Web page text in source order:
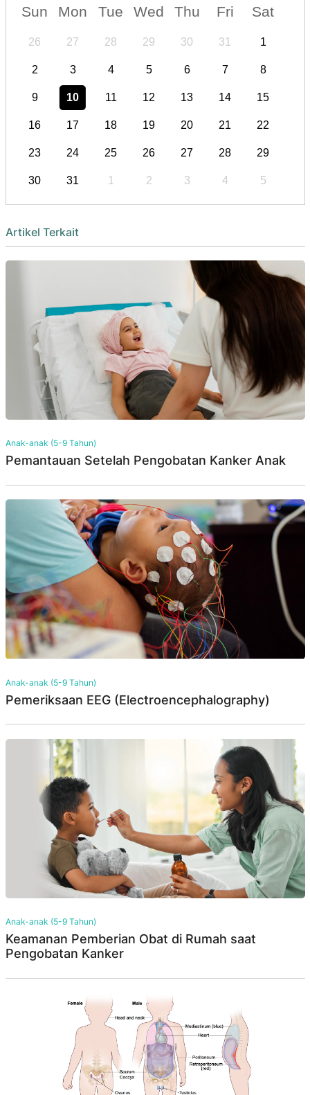
Sun Mon Tue Wed Thu Fri Sat
26 27 28 29 30 31 1
2 3 4 5 6 7 8
9 10 11 12 13 14 15
16 17 18 19 20 21 22
23 24 25 26 27 28 29
30 31 1 2 3 4 5
Artikel Terkait
Anak-anak (5-9 Tahun)
Pemantauan Setelah Pengobatan Kanker Anak
Anak-anak (5-9 Tahun)
Pemeriksaan EEG (Electroencephalography)
Anak-anak (5-9 Tahun)
Keamanan Pemberian Obat di Rumah saat
Pengobatan Kanker